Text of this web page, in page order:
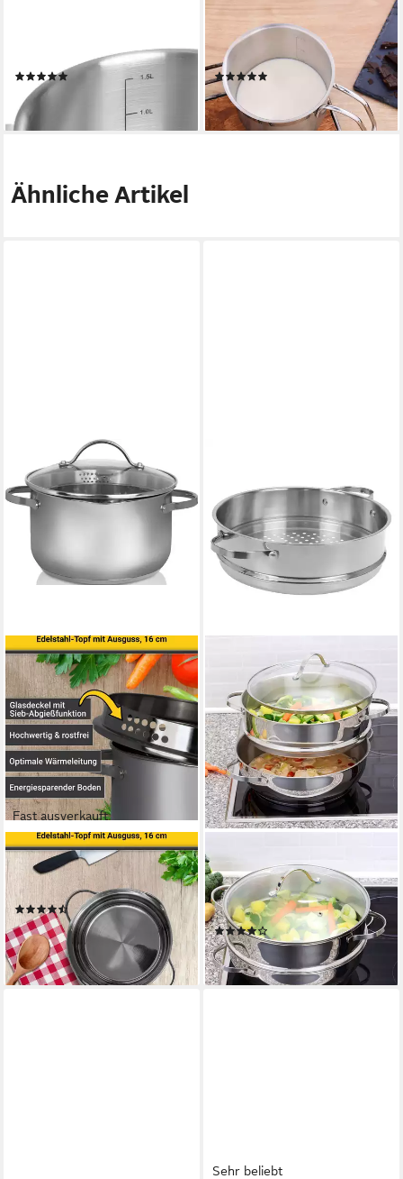
54,90 €
lieferbar - in 2-3 Werktagen bei dir
Kochtopf Milchtopf Pro-Line
Ø 14 cm, 1,5 l
15,90 €
lieferbar - in 2-3 Werktagen bei dir
Ähnliche Artikel
Fast ausverkauft
KRÜGER
Kochtopf, Edelstahl 18/8 (1-
tlg), Induktion
(229)
ab 23,85 €
lieferbar - in 3-4 Werktagen bei dir
Universaldeckel Dampfeinsatz
für Dampfgarer Ø 28 cm,
Serie Pro-Line
(1)
22,90 €
lieferbar - in 2-3 Werktagen bei dir
Sehr beliebt